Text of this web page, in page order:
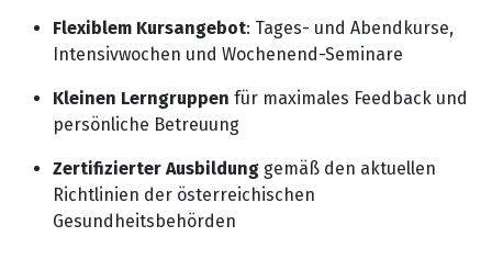
Flexiblem Kursangebot: Tages- und Abendkurse,
Intensivwochen und Wochenend-Seminare
Kleinen Lerngruppen für maximales Feedback und
persönliche Betreuung
Zertifizierter Ausbildung gemäß den aktuellen
Richtlinien der österreichischen
Gesundheitsbehörden